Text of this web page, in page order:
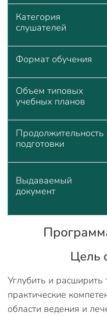
Категория
слушателей
Формат обучения
Объем типовых
учебных планов
Продолжительность
подготовки
Выдаваемый
документ
Цель
Углубить и расширить
практические
области ведения и